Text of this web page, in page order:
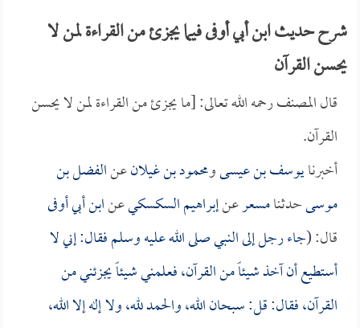
شرح حديث ابن أبي أوفى فيما يجزئ من القراءة لمن لا
يحسن القرآن
قال المصنف رحمه الله تعالى: [ما يجزئ من القراءة لمن لا يحسن
القرآن.
أخبرنايوسف بن عيسىومحمود بن غيلانعنالفضل بن
موسىحدثنامسعرعنإبراهيم السكسكيعنابن أبي أوفى
قال: (جاء رجل إلى النبي صلى الله عليه وسلم فقال: إني لا
أستطيع أن آخذ شيئاً من القرآن، فعلمني شيئاً يجزئني من
القرآن، فقال: قل: سبحان الله، والحمد لله، ولا إله إلا الله،